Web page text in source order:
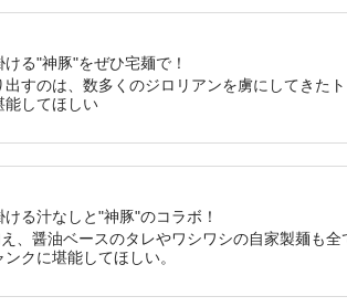
る"神豚"をぜひ宅麺で！
すのは、数多くのジロリアンを虜にしてきた
能してほしい
る汁なしと"神豚"のコラボ！
、醤油ベースのタレやワシワシの自家製麺も
クに堪能してほしい。